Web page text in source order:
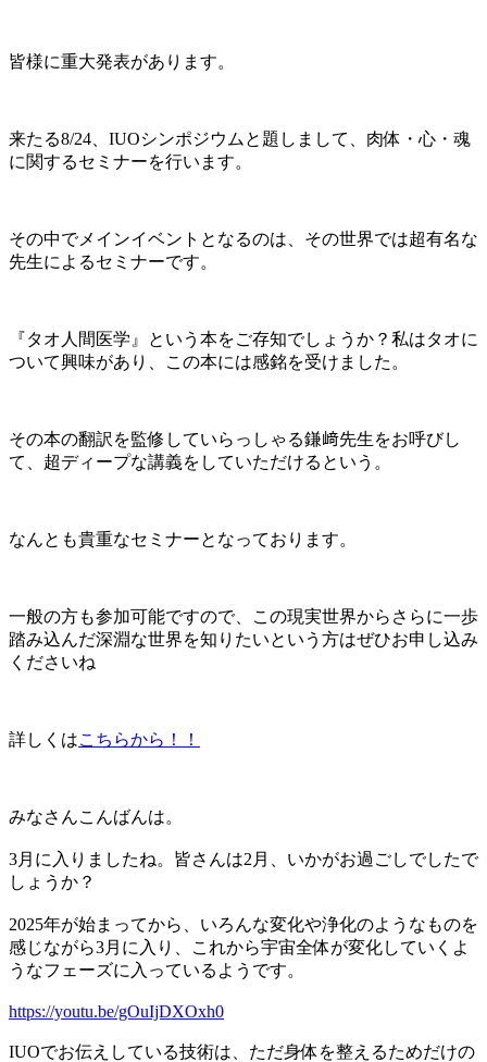
皆様に重大発表があります。
来たる8/24、IUOシンポジウムと題しまして、肉体・心・魂
に関するセミナーを行います。
その中でメインイベントとなるのは、その世界では超有名な
先生によるセミナーです。
『タオ人間医学』という本をご存知でしょうか？私はタオに
ついて興味があり、この本には感銘を受けました。
その本の翻訳を監修していらっしゃる鎌﨑先生をお呼びし
て、超ディープな講義をしていただけるという。
なんとも貴重なセミナーとなっております。
一般の方も参加可能ですので、この現実世界からさらに一歩
踏み込んだ深淵な世界を知りたいという方はぜひお申し込み
くださいね
詳しくはこちらから！！
みなさんこんばんは。
3月に入りましたね。皆さんは2月、いかがお過ごしでしたで
しょうか？
2025年が始まってから、いろんな変化や浄化のようなものを
感じながら3月に入り、これから宇宙全体が変化していくよ
うなフェーズに入っているようです。
https://youtu.be/gOuIjDXOxh0
IUOでお伝えしている技術は、ただ身体を整えるためだけの